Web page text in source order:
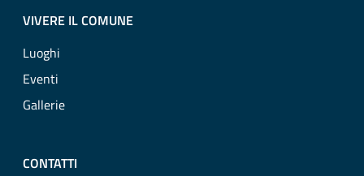
VIVERE IL COMUNE
Luoghi
Eventi
Gallerie
CONTATTI